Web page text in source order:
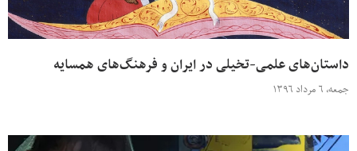
داستان‌های علمی-تخیلی در ایران و فرهنگ‌های همسایه
جمعه، ۶ مرداد ۱۳۹۶